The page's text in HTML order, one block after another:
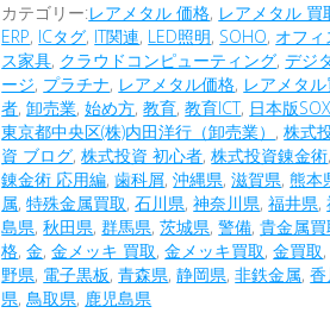
カテゴリー:レアメタル 価格, レアメタル 買
ERP, ICタグ, IT関連, LED照明, SOHO, オフィ
ス家具, クラウドコンピューティング,デジ
ージ, プラチナ, レアメタル価格, レアメタル
者,卸売業,始め方,教育,教育ICT, 日本版
東京都中央区(株)内田洋行（卸売業） ,株式
資 ブログ,株式投資 初心者,株式投資錬金術
錬金術 応用編,歯科屑,沖縄県,滋賀県,熊本
属,特殊金属買取,石川県,神奈川県,福井県,
島県,秋田県,群馬県,茨城県,警備,貴金属買
格,金,金メッキ 買取,金メッキ買取,金買取
野県, 電子黒板,青森県,静岡県,非鉄金属,
県,鳥取県, 鹿児島県